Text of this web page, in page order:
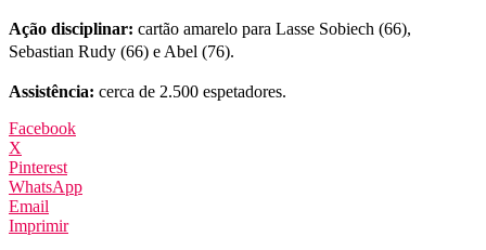
Ação disciplinar: cartão amarelo para Lasse Sobiech (66),
Sebastian Rudy (66) e Abel (76).
Assistência: cerca de 2.500 espetadores.
Facebook
X
Pinterest
WhatsApp
Email
Imprimir